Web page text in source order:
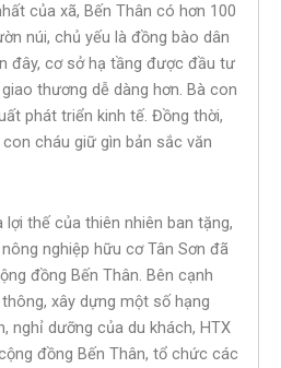
của xã, Bến Thân có hơn 100
núi, chủ yếu là đồng bào dân
đây, cơ sở hạ tầng được đầu tư
thương dễ dàng hơn. Bà con
phát triển kinh tế. Đồng thời,
cháu giữ gìn bản sắc văn
thế của thiên nhiên ban tặng,
nghiệp hữu cơ Tân Sơn đã
đồng Bến Thân. Bên cạnh
xây dựng một số hạng
nghỉ dưỡng của du khách, HTX
đồng Bến Thân, tổ chức các